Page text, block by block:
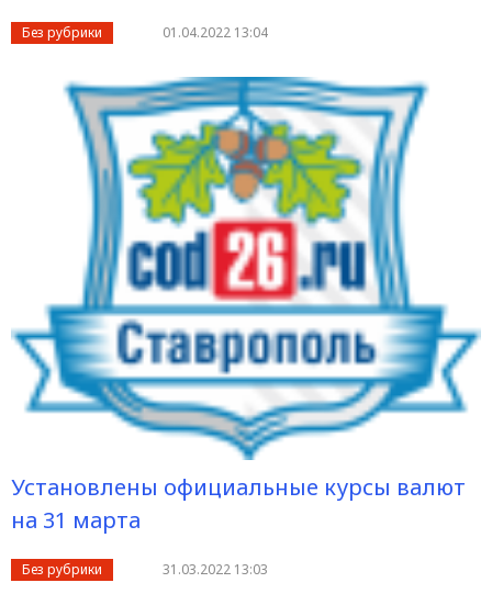
Без рубрики 01.04.2022 13:04
Установлены официальные курсы валют
на 31 марта
Без рубрики 31.03.2022 13:03